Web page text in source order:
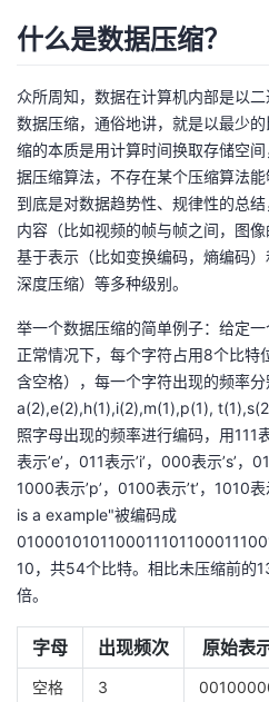
子
直
播
的
活
动
我
的
关
注
我
的
开
发
者
学
堂
我
课
的
我
我
的
Programs
我
的
支
持
我
的
术
我
云
什么是数据压缩？
众所周知，数据在计算机内部是以二
数据压缩，通俗地讲，就是以最少
缩的本质是用计算时间换取存储空
据压缩算法，不存在某个压缩算法
到底是对数据趋势性、规律性的总
内容（比如视频的帧与帧之间，图像
基于表示（比如变换编码，熵编码）
深度压缩）等多种级别。
举一个数据压缩的简单例子：给定
正常情况下，每个字符占用8个比特
含空格），每一个字符出现的频率
a(2),e(2),h(1),i(2),m(1),p(1),
照字母出现的频率进行编码，用111
表示’e’，011表示’i’，000表示’s’，
1000表示’p’，0100表示’t’，1010
is a example"被编码成
10，共54个比特。相比未压缩前的
倍。
字母 出现频次 原始表
空格 3